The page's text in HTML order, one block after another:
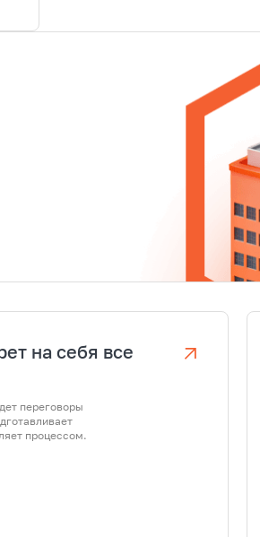
на себя все
переговоры
процессом.